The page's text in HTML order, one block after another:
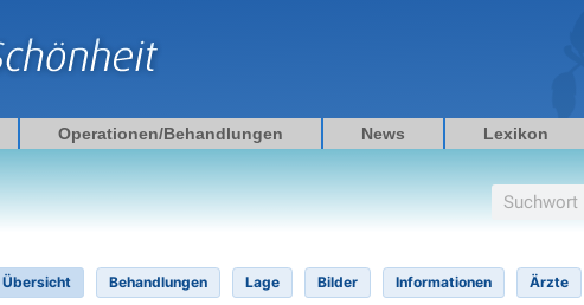
Operationen/Behandlungen News Lexikon
Suche
Übersicht Behandlungen Lage Bilder Informationen Ärzte